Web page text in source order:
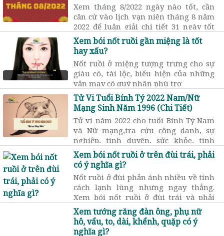
Xem tháng 8/2022 ngày nào tốt, cần
căn cứ vào lịch vạn niên tháng 8 năm
2022 để luận giải chi tiết 31 ngày tốt
hay xấu? lựa chọn ngày tốt sinh con,
mua xe, cưới hỏi …
Xem bói nốt ruồi gần miệng là tốt
hay xấu?
Nốt ruồi ở miệng tượng trưng cho sự
giàu có, tài lộc, biểu hiện của những
vận may có quý nhân phù trợ
Tử Vi Tuổi Bính Tý 2022 Nam/Nữ
Mạng Sinh Năm 1996 (Chi Tiết)
Tử vi năm 2022 cho tuổi Bính Tý Nam
và Nữ mạng,tra cứu công danh, sự
nghiệp, tình duyên, sức khỏe, tình
duyên, diễn biến các tháng.
Xem bói nốt ruồi ở trên đùi trái, phải
có ý nghĩa gì?
Nốt ruồi ở đùi phản ánh nhiều về tính
cách lạnh lùng nhưng ngay thẳng.
Xem bói nốt ruồi ở đùi trái và phải
còn dự đoán vận số giàu có hay nghèo
hèn của đàn ông và phụ nữ
Xem tướng răng đàn ông, phụ nữ
hô, vẩu, to, dài, khểnh, quặp có ý
nghĩa gì?